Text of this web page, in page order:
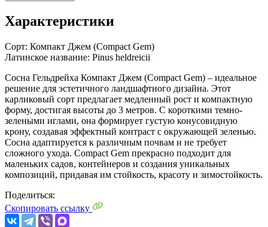
Характеристики
Сорт: Компакт Джем (Compact Gem)
Латинское название: Pinus heldreicii
Сосна Гельдрейха Компакт Джем (Compact Gem) – идеальное
решение для эстетичного ландшафтного дизайна. Этот
карликовый сорт предлагает медленный рост и компактную
форму, достигая высоты до 3 метров. С короткими темно-
зелеными иглами, она формирует густую конусовидную
крону, создавая эффектный контраст с окружающей зеленью.
Сосна адаптируется к различным почвам и не требует
сложного ухода. Compact Gem прекрасно подходит для
маленьких садов, контейнеров и создания уникальных
композиций, придавая им стойкость, красоту и зимостойкость.
Поделиться:
Скопировать ссылку